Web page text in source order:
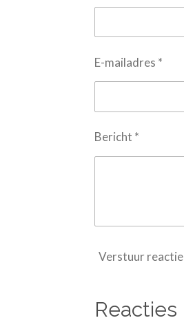
E-mailadres *
Bericht *
Verstuur reactie
Reacties